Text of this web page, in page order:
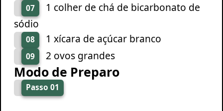
07
1 colher de chá de bicarbonato de
sódio
08 1 xícara de açúcar branco
09 2 ovos grandes
Modo de Preparo
Passo 01